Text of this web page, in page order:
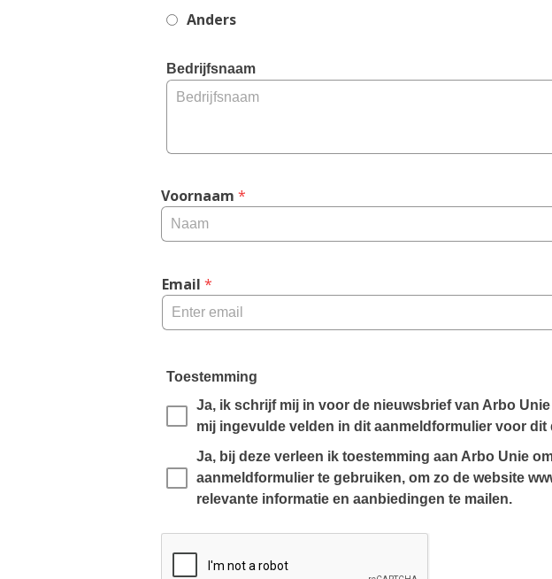
Anders
Bedrijfsnaam,
2
h
r
s
,
Voornaam *
Email *
Toestemming
Ja, ik schrijf mij in voor de nieuwsbrief van Arbo
mij ingevulde velden in dit aanmeldformulier voor dit
Ja, bij deze verleen ik toestemming aan Arbo Unie
aanmeldformulier te gebruiken, om zo de website
relevante informatie en aanbiedingen te mailen.